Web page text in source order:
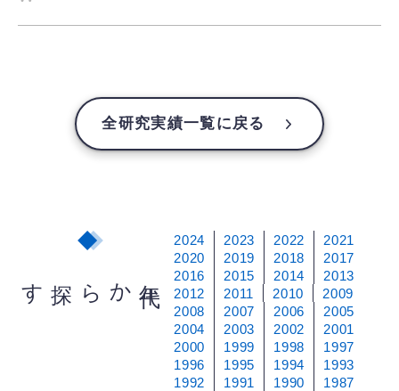
全研究実績一覧に戻る
から探す
2024 2023 2022
2021
2020
2019 2018
2017
2016
2015 2014
2013
2012
2011 2010
2009
2008
2007 2006
2005
2004
2003 2002
2001
2000
1999 1998
1997
1996
1995 1994
1993
1992
1991 1990 1987